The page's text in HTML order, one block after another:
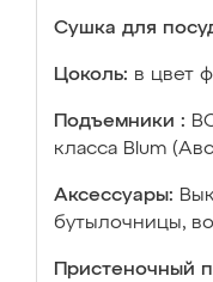
Сушка для
Цоколь: в цвет
Подъемники :
класса Blum
Аксессуары:
бутылочницы,
Пристеночный